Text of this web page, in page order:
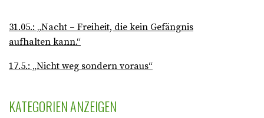
31.05.: „Nacht – Freiheit, die kein Gefängnis
aufhalten kann.“
17.5.: „Nicht weg sondern voraus“
KATEGORIEN ANZEIGEN